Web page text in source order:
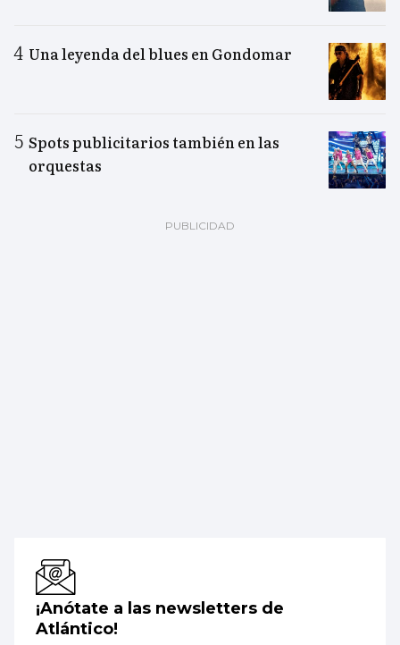
Una leyenda del blues en Gondomar
Spots publicitarios también en las
orquestas
¡Anótate a las newsletters de
Atlántico!